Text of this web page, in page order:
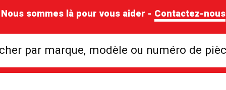
Nous sommes là pour vous aider - Contactez-nous
par marque, modèle ou numéro de
Rechercher par